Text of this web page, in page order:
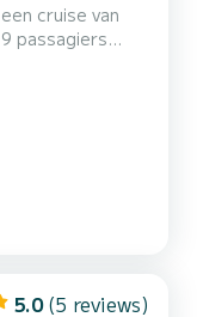
cruise van
5.0 (5 reviews)